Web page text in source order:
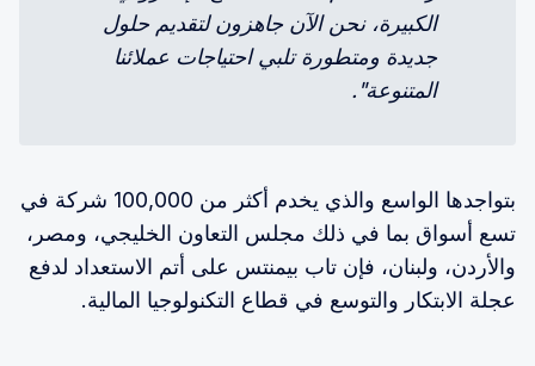
المتنوعة".
بتواجدها الواسع والذي يخدم أكثر من 100,000 شركة في
تسع أسواق بما في ذلك مجلس التعاون الخليجي، ومصر،
والأردن، ولبنان، فإن تاب بيمنتس على أتم الاستعداد لدفع
عجلة الابتكار والتوسع في قطاع التكنولوجيا المالية.